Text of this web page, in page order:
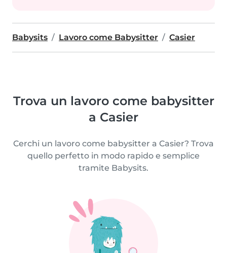
Babysits Lavoro come Babysitter Casier
Trova un lavoro come babysitter
a Casier
Cerchi un lavoro come babysitter a Casier? Trova
quello perfetto in modo rapido e semplice
tramite Babysits.